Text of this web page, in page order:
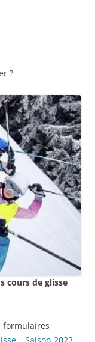
?
cours de glisse
formulaires